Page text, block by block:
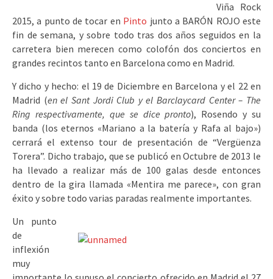
Viña Rock
2015, a punto de tocar en Pinto junto a BARÓN ROJO este
fin de semana, y sobre todo tras dos años seguidos en la
carretera bien merecen como colofón dos conciertos en
grandes recintos tanto en Barcelona como en Madrid.
Y dicho y hecho: el 19 de Diciembre en Barcelona y el 22 en
Madrid (en el Sant Jordi Club y el Barclaycard Center – The
Ring respectivamente, que se dice pronto), Rosendo y su
banda (los eternos «Mariano a la batería y Rafa al bajo»)
cerrará el extenso tour de presentación de “Vergüenza
Torera”. Dicho trabajo, que se publicó en Octubre de 2013 le
ha llevado a realizar más de 100 galas desde entonces
dentro de la gira llamada «Mentira me parece», con gran
éxito y sobre todo varias paradas realmente importantes.
Un punto
de
inflexión
muy